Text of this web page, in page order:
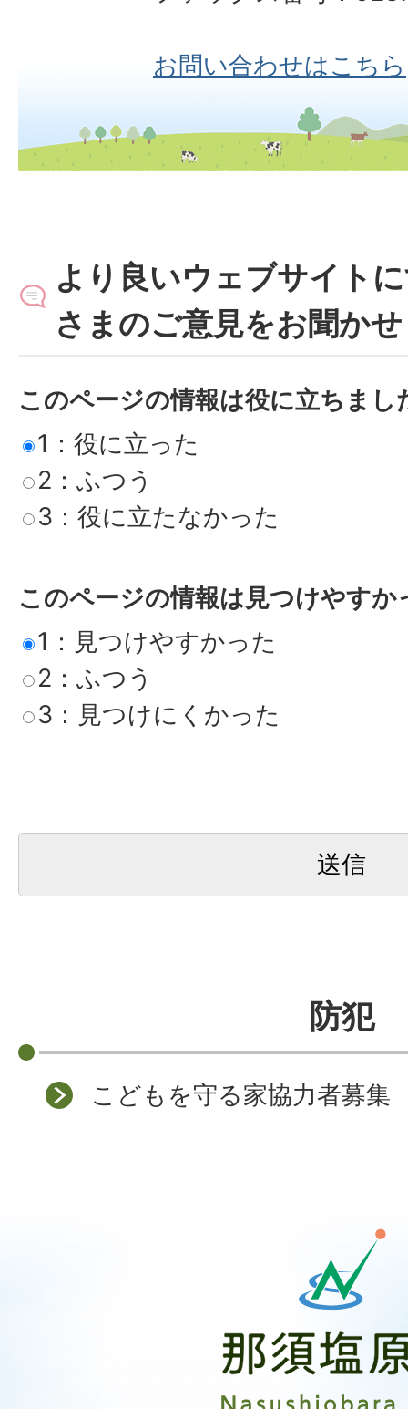
お問い合わせはこちら
より良いウェブサイト
さまのご意見をお聞か
このページの情報は役に立ちまし
1：役に立った
2：ふつう
3：役に立たなかった
このページの情報は見つけやすか
1：見つけやすかった
2：ふつう
3：見つけにくかった
防犯
こどもを守る家協力者募集
原
市